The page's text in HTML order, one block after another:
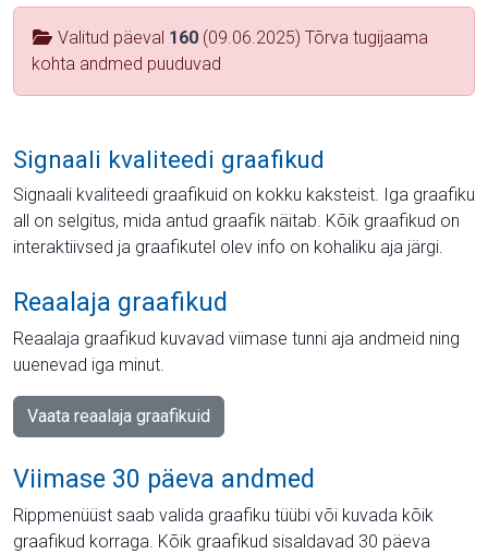
Valitud päeval 160 (09.06.2025) Tõrva tugijaama
kohta andmed puuduvad
Signaali kvaliteedi graafikud
Signaali kvaliteedi graafikuid on kokku kaksteist. Iga graafiku
all on selgitus, mida antud graafik näitab. Kõik graafikud on
interaktiivsed ja graafikutel olev info on kohaliku aja järgi.
Reaalaja graafikud
Reaalaja graafikud kuvavad viimase tunni aja andmeid ning
uuenevad iga minut.
Vaata reaalaja graafikuid
Viimase 30 päeva andmed
Rippmenüüst saab valida graafiku tüübi või kuvada kõik
graafikud korraga. Kõik graafikud sisaldavad 30 päeva